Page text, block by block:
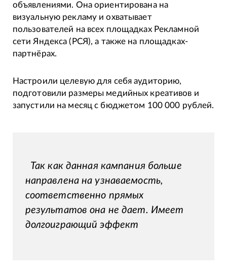
объявлениями. Она ориентирована на
визуальную рекламу и охватывает
пользователей на всех площадках Рекламной
сети Яндекса (РСЯ), а также на площадках-
партнёрах.
Настроили целевую для себя аудиторию,
подготовили размеры медийных креативов и
запустили на месяц с бюджетом 100 000 рублей.
Так как данная кампания больше
направлена на узнаваемость,
соответственно прямых
результатов она не дает. Имеет
долгоиграющий эффект